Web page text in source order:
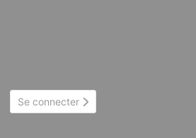
Se connecter